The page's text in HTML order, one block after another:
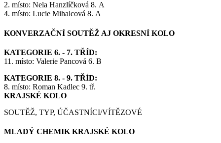
2. místo: Nela Hanzlíčková 8. A
4. místo: Lucie Mihalcová 8. A
KONVERZAČNÍ SOUTĚŽ AJ OKRESNÍ KOLO
KATEGORIE 6. - 7. TŘÍD:
11. místo: Valerie Pancová 6. B
KATEGORIE 8. - 9. TŘÍD:
8. místo: Roman Kadlec 9. tř.
KRAJSKÉ KOLO
SOUTĚŽ, TYP, ÚČASTNÍCI/VÍTĚZOVÉ
MLADÝ CHEMIK KRAJSKÉ KOLO